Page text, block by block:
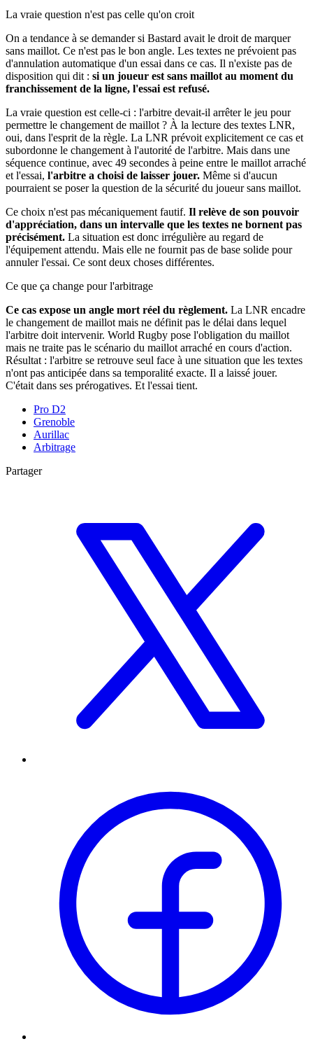
La vraie question n'est pas celle qu'on croit
On a tendance à se demander si Bastard avait le droit de marquer
sans maillot. Ce n'est pas le bon angle. Les textes ne prévoient pas
d'annulation automatique d'un essai dans ce cas. Il n'existe pas de
disposition qui dit : si un joueur est sans maillot au moment du
franchissement de la ligne, l'essai est refusé.
La vraie question est celle-ci : l'arbitre devait-il arrêter le jeu pour
permettre le changement de maillot ? À la lecture des textes LNR,
oui, dans l'esprit de la règle. La LNR prévoit explicitement ce cas et
subordonne le changement à l'autorité de l'arbitre. Mais dans une
séquence continue, avec 49 secondes à peine entre le maillot arraché
et l'essai, l'arbitre a choisi de laisser jouer. Même si d'aucun
pourraient se poser la question de la sécurité du joueur sans maillot.
Ce choix n'est pas mécaniquement fautif. Il relève de son pouvoir
d'appréciation, dans un intervalle que les textes ne bornent pas
précisément. La situation est donc irrégulière au regard de
l'équipement attendu. Mais elle ne fournit pas de base solide pour
annuler l'essai. Ce sont deux choses différentes.
Ce que ça change pour l'arbitrage
Ce cas expose un angle mort réel du règlement. La LNR encadre
le changement de maillot mais ne définit pas le délai dans lequel
l'arbitre doit intervenir. World Rugby pose l'obligation du maillot
mais ne traite pas le scénario du maillot arraché en cours d'action.
Résultat : l'arbitre se retrouve seul face à une situation que les textes
n'ont pas anticipée dans sa temporalité exacte. Il a laissé jouer.
C'était dans ses prérogatives. Et l'essai tient.
Pro D2
Grenoble
Aurillac
Arbitrage
Partager